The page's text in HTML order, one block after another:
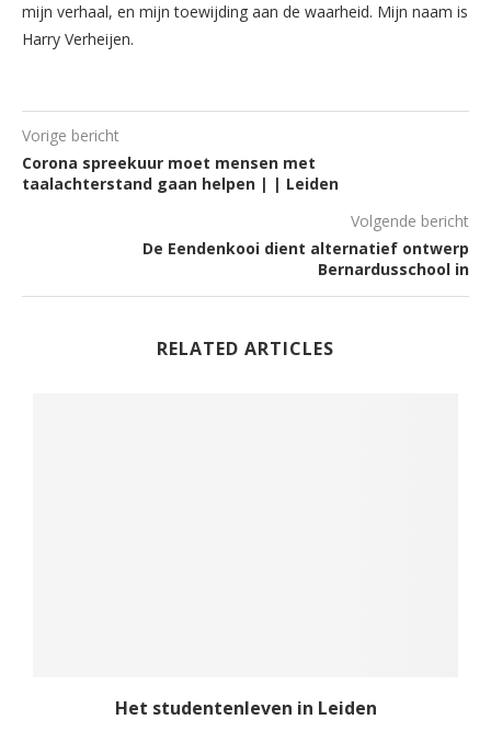
mijn verhaal, en mijn toewijding aan de waarheid. Mijn naam is
Harry Verheijen.
Vorige bericht
Corona spreekuur moet mensen met
taalachterstand gaan helpen | | Leiden
Volgende bericht
De Eendenkooi dient alternatief ontwerp
Bernardusschool in
RELATED ARTICLES
Het studentenleven in Leiden